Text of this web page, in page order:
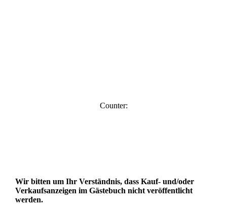
Counter:
Wir bitten um Ihr Verständnis, dass Kauf- und/oder
Verkaufsanzeigen im Gästebuch nicht veröffentlicht
werden.